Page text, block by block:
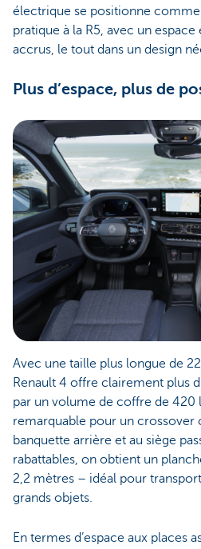
électrique se positionne comme
pratique à la R5, avec un
accrus, le tout dans un design
Plus d’espace, plus de
Avec une taille plus longue de
Renault 4 offre clairement plus
par un volume de coffre de 420
remarquable pour un crossover
banquette arrière et au siège
rabattables, on obtient un
2,2 mètres – idéal pour
grands objets.
En termes d’espace aux places